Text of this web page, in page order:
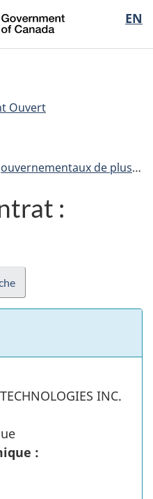
Passer
au
contenu
Passer
à
« Au
Passer
à
la
EN
of
Ouvert
de plus de 10 000 $
:
INC.
: